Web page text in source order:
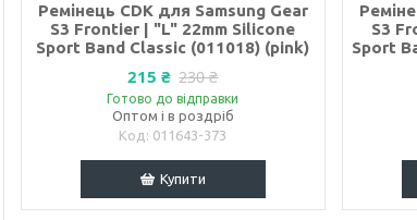
Ремінець CDK для Samsung Gear
S3 Frontier | "L" 22mm Silicone
Sport Band Classic (011018) (pink)
215 ₴ 230 ₴
Готово до відправки
Оптом і в роздріб
011643-373
Купити
S3
Sport